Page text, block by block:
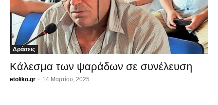
Δράσεις
Κάλεσμα των ψαράδων σε συνέλευση
etoliko.gr - 14 Μαρτίου, 2025